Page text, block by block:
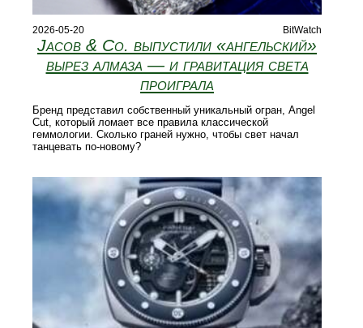
2026-05-20 BitWatch
Jacob & Co. выпустили «ангельский»
вырез алмаза — и гравитация света
проиграла
Бренд представил собственный уникальный огран, Angel
Cut, который ломает все правила классической
геммологии. Сколько граней нужно, чтобы свет начал
танцевать по-новому?